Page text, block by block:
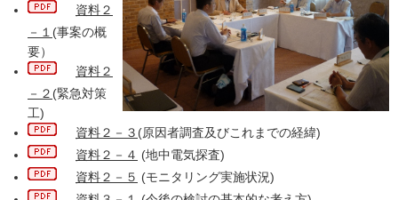
資料２
－１ (事案の概
要）
資料２
－２ (緊急対策
工)
資料２－３ (原因者調査及びこれまでの経緯)
資料２－４ (地中電気探査)
資料２－５ (モニタリング実施状況)